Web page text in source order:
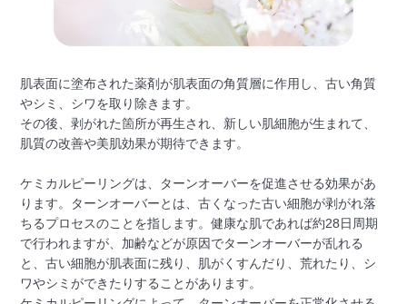
肌表面に塗布された薬剤が肌表面の角質層に作用し、古い角質
やシミ、シワを取り除きます。
その後、剥がれた箇所が再生され、新しい肌細胞が生まれて、
肌質の改善や美肌効果が期待できます。
ケミカルピーリングは、ターンオーバーを促進させる効果があ
ります。ターンオーバーとは、古くなった古い細胞が剥がれ落
ちるプロセスのことを指します。健康な肌であれば約28日周期
で行われますが、加齢などが原因でターンオーバーが乱れる
と、古い細胞が肌表面に残り、肌がくすんだり、荒れたり、シ
ワやシミができたりすることがあります。